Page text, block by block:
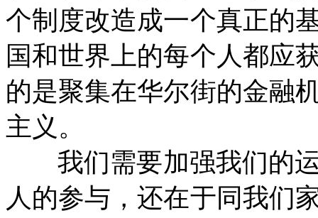
个制度改造成一个真正的
国和世界上的每个人都应
的是聚集在华尔街的金融
主义。
我们需要加强我们的
人的参与，还在于同我们